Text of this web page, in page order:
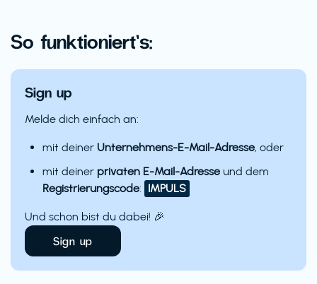
So funktioniert’s:
Sign up
Melde dich einfach an:
mit deiner Unternehmens-E-Mail-Adresse, oder
mit deiner privaten E-Mail-Adresse und dem
Registrierungscode: IMPULS
Und schon bist du dabei! 🎉
Sign up